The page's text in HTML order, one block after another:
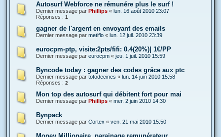
Autosurf Webforce ne rémunére plus le surf !
Dernier message par Phillips « lun. 16 août 2010 23:07
Réponses : 1
gagner de l'argent en envoyant des emails
Dernier message par metiflo « lun. 12 juil. 2010 23:39
eurocpm-ptp, visite:2pts/fifi: 0.4(20%)| 1€/PP
Dernier message par eurocpm « jeu. 1 juil. 2010 15:59
Byncode today : gagner des codes grâce aux ptc
Dernier message par totodecines « lun. 14 juin 2010 15:58
Réponses : 2
Mon top des autosurf qui débitent fort pour mai
Dernier message par Phillips « mer. 2 juin 2010 14:30
Bynpack
Dernier message par Cortex « ven. 21 mai 2010 15:50